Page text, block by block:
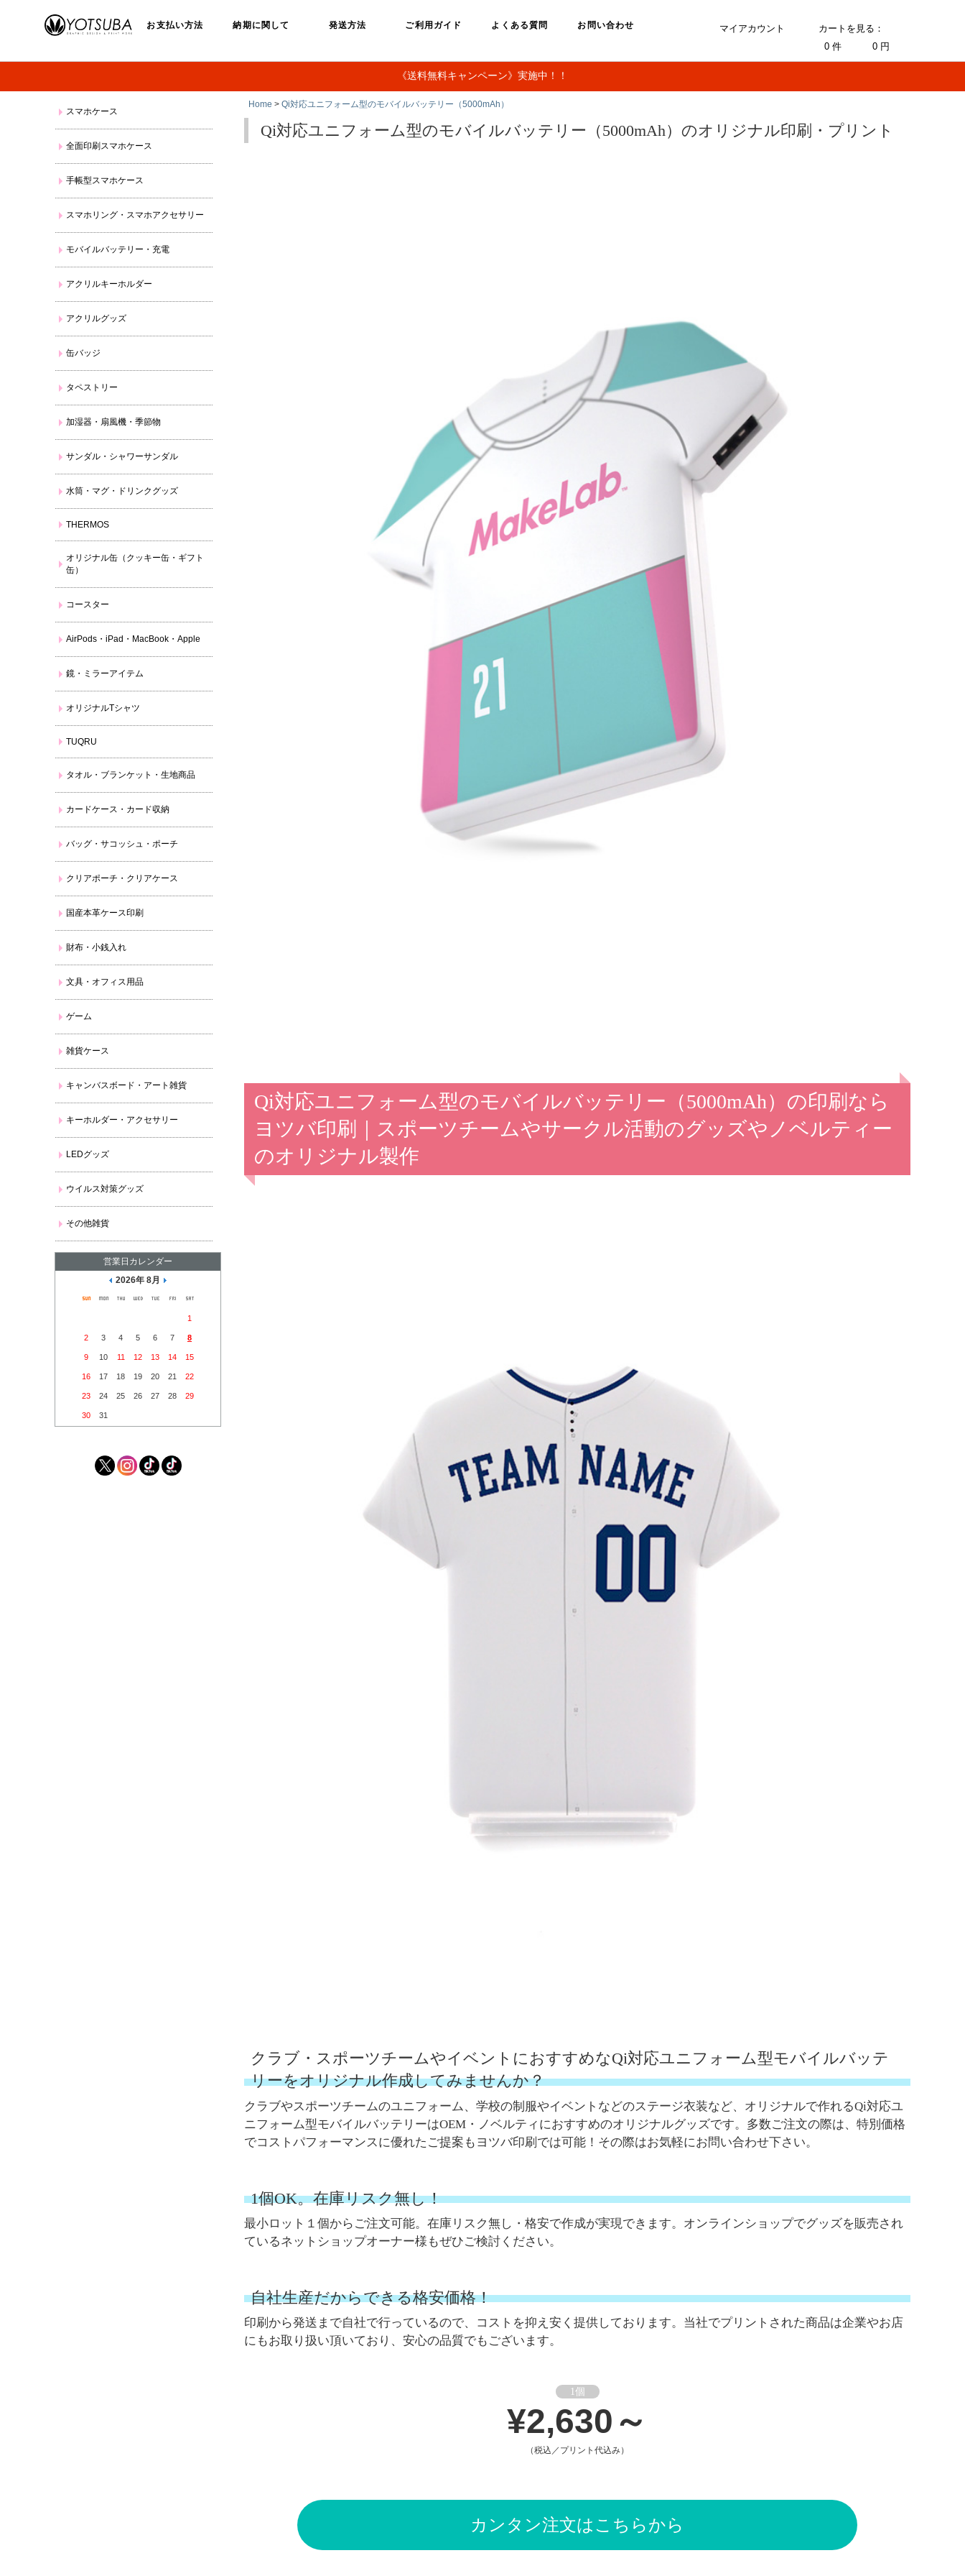
お支払い方法 納期に関して 発送方法 ご利用ガイド よくある質問 お問い合わせ マイアカウント
カートを見る：
0 件 0 円
《送料無料キャンペーン》実施中！！
スマホケース
全面印刷スマホケース
手帳型スマホケース
スマホリング・スマホアクセサリー
モバイルバッテリー・充電
アクリルキーホルダー
アクリルグッズ
缶バッジ
タペストリー
加湿器・扇風機・季節物
サンダル・シャワーサンダル
水筒・マグ・ドリンクグッズ
THERMOS
オリジナル缶（クッキー缶・ギフト
缶）
コースター
AirPods・iPad・MacBook・Apple
鏡・ミラーアイテム
オリジナルTシャツ
TUQRU
タオル・ブランケット・生地商品
カードケース・カード収納
バッグ・サコッシュ・ポーチ
クリアポーチ・クリアケース
国産本革ケース印刷
財布・小銭入れ
文具・オフィス用品
ゲーム
雑貨ケース
キャンバスボード・アート雑貨
キーホルダー・アクセサリー
LEDグッズ
ウイルス対策グッズ
その他雑貨
営業日カレンダー
2026年 8月
1
2 3 4 5 6 7 8
9 10 11 12 13 14 15
16 17 18 19 20 21 22
23 24 25 26 27 28 29
30 31
Home > Qi対応ユニフォーム型のモバイルバッテリー（5000mAh）
Qi対応ユニフォーム型のモバイルバッテリー（5000mAh）のオリジナル印刷・プリント
Qi対応ユニフォーム型のモバイルバッテリー（5000mAh）の印刷なら
ヨツバ印刷｜スポーツチームやサークル活動のグッズやノベルティー
のオリジナル製作
クラブ・スポーツチームやイベントにおすすめなQi対応ユニフォーム型モバイルバッテ
リーをオリジナル作成してみませんか？
クラブやスポーツチームのユニフォーム、学校の制服やイベントなどのステージ衣装など、オリジナルで作れるQi対応ユ
ニフォーム型モバイルバッテリーはOEM・ノベルティにおすすめのオリジナルグッズです。多数ご注文の際は、特別価格
でコストパフォーマンスに優れたご提案もヨツバ印刷では可能！その際はお気軽にお問い合わせ下さい。
1個OK。在庫リスク無し！
最小ロット１個からご注文可能。在庫リスク無し・格安で作成が実現できます。オンラインショップでグッズを販売され
ているネットショップオーナー様もぜひご検討ください。
自社生産だからできる格安価格！
印刷から発送まで自社で行っているので、コストを抑え安く提供しております。当社でプリントされた商品は企業やお店
にもお取り扱い頂いており、安心の品質でもございます。
1個
¥2,630～
（税込／プリント代込み）
カンタン注文はこちらから